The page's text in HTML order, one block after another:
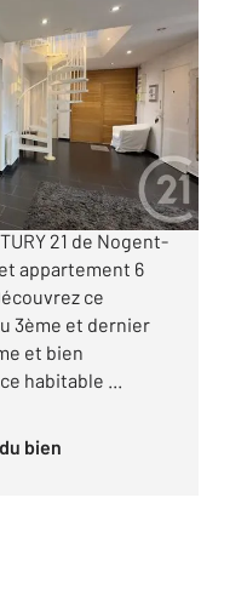
- NOGENT-SUR-
21 de Nogent-
appartement 6
ce
3ème et dernier
et bien
habitable ...
bien